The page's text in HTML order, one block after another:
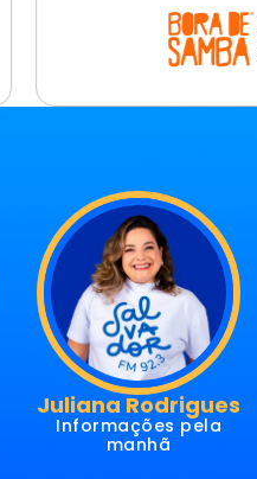
Juliana Rodrigues
Informações pela
manhã